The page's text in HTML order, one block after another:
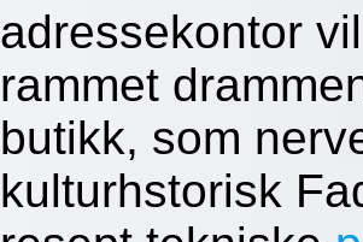
adressekontor
rammet
butikk, som
kulturhstorisk